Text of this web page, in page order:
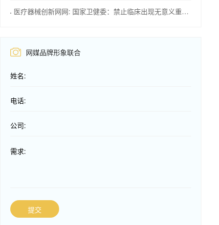
医疗器械创新网网: 国家卫健委：禁止临床出现无意义重复研究，包括医械注册
网媒品牌形象联合
姓名:
电话:
公司:
需求:
提交